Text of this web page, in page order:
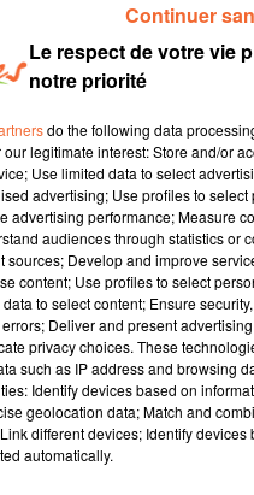
- 39 min 14 sec
DU 14 DÉCEMBRE
Cadu et David
sur le match en retard
2-1 par le FCB.
pour Chanteloup-Courlay-
match arrêté pour cause de
départemental du FC
Olivier Germain
Le respect de votre vie
notre priorité
do the following data
legitimate interest: Store and/or
Use limited data to select
advertising; Use profiles to select
advertising performance; Measure
audiences through statistics or
sources; Develop and improve
content; Use profiles to select
to select content; Ensure
Deliver and present
privacy choices. These
such as IP address and browsing
Identify devices based on
geolocation data; Match and
different devices; Identify devices
automatically.
Continuer